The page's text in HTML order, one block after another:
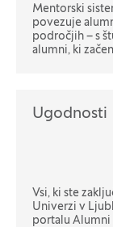
Mentorski
povezuje
področjih – s
alumni, ki
Ugodnosti
Vsi, ki ste
Univerzi v
portalu Alumni